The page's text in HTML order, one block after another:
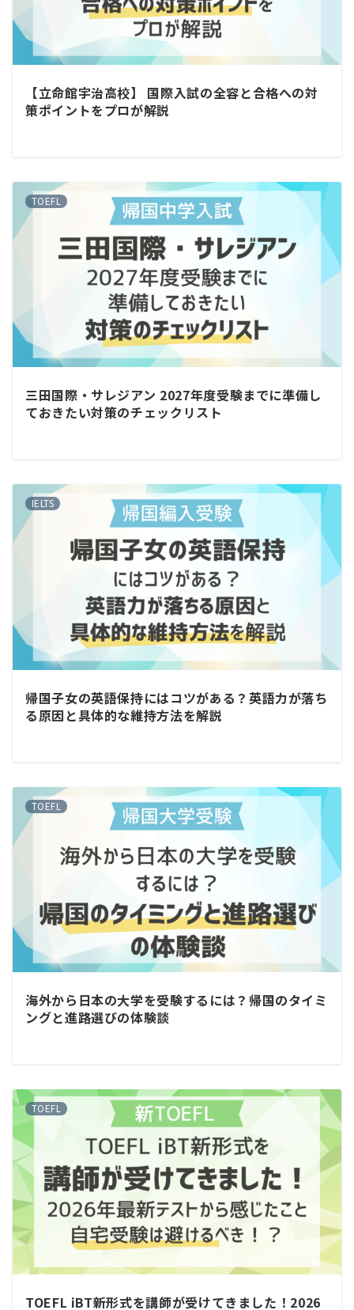
【立命館宇治高校】 国際入試の全容と合格への対
策ポイントをプロが解説
TOEFL
三田国際・サレジアン 2027年度受験までに準備し
ておきたい対策のチェックリスト
IELTS
帰国子女の英語保持にはコツがある？英語力が落ち
る原因と具体的な維持方法を解説
TOEFL
海外から日本の大学を受験するには？帰国のタイミ
ングと進路選びの体験談
TOEFL
TOEFL iBT新形式を講師が受けてきました！2026